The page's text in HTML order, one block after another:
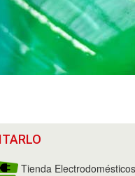
Tienda Electrodomésticos